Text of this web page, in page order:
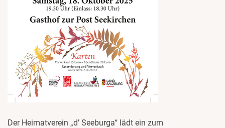
Der Heimatverein „d’ Seeburga“ lädt ein zum